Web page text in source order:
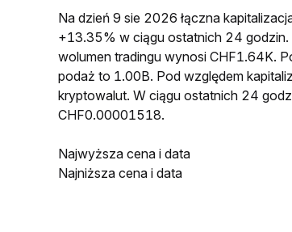
Na dzień 9 sie 2026 łączna
+13.35% w ciągu ostatnich 24
wolumen tradingu wynosi CHF1.64K.
podaż to 1.00B. Pod względem
kryptowalut. W ciągu ostatnich 24
CHF0.00001518.
Najwyższa cena i data
Najniższa cena i data